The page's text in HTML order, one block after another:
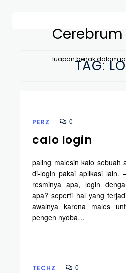
Cerebrum
luapan benak dalam
TAG:
PERZ 0
calo login
paling malesin kalo sebuah
di-login pakai aplikasi lain.
resminya apa, login
apa? seperti hal yang
awalnya karena males
pengen nyoba…
TECHZ 0